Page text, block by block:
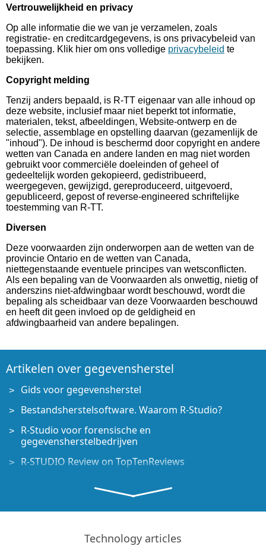
Vertrouwelijkheid en privacy
Op alle informatie die we van je verzamelen, zoals
registratie- en creditcardgegevens, is ons privacybeleid van
toepassing. Klik hier om ons volledige privacybeleid te
bekijken.
Copyright melding
Tenzij anders bepaald, is R-TT eigenaar van alle inhoud op
deze website, inclusief maar niet beperkt tot informatie,
materialen, tekst, afbeeldingen, Website-ontwerp en de
selectie, assemblage en opstelling daarvan (gezamenlijk de
"inhoud"). De inhoud is beschermd door copyright en andere
wetten van Canada en andere landen en mag niet worden
gebruikt voor commerciële doeleinden of geheel of
gedeeltelijk worden gekopieerd, gedistribueerd,
weergegeven, gewijzigd, gereproduceerd, uitgevoerd,
gepubliceerd, gepost of reverse-engineered schriftelijke
toestemming van R-TT.
Diversen
Deze voorwaarden zijn onderworpen aan de wetten van de
provincie Ontario en de wetten van Canada,
niettegenstaande eventuele principes van wetsconflicten.
Als een bepaling van de Voorwaarden als onwettig, nietig of
anderszins niet-afdwingbaar wordt beschouwd, wordt die
bepaling als scheidbaar van deze Voorwaarden beschouwd
en heeft dit geen invloed op de geldigheid en
afdwingbaarheid van andere bepalingen.
Artikelen over gegevensherstel
Gids voor gegevensherstel
Bestandsherstelsoftware. Waarom R-Studio?
R-Studio voor forensische en
gegevensherstelbedrijven
R-STUDIO Review on TopTenReviews
apparaten die de TRIM/UNMAP-opdracht
Technology articles